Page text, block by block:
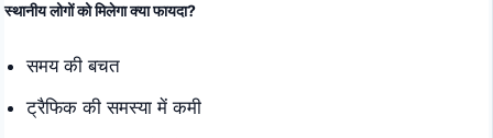
स्थानीय लोगों को मिलेगा क्या फायदा?
समय की बचत
ट्रैफिक की समस्या में कमी